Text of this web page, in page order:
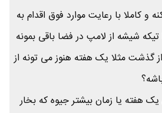
کاملا با رعایت موارد فوق اقدام به
تیکه شیشه از لامپ در فضا باقی بمونه
گذشت مثلا یک هفته هنوز می تونه از
هفته یا زمان بیشتر جیوه که بخار